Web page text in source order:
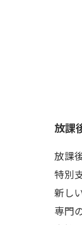
放課
放課
特別
新し
専門